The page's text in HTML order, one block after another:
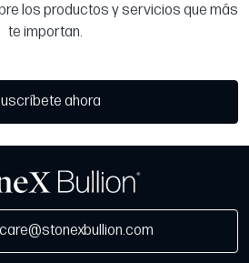
los productos y servicios que más
te importan.
ahora